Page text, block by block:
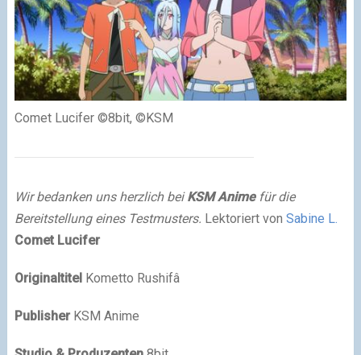
Comet Lucifer ©8bit, ©KSM
Wir bedanken uns herzlich beiKSM Animefür die
Bereitstellung eines Testmusters. Lektoriert von Sabine L.
Comet Lucifer
OriginaltitelKometto Rushifâ
PublisherKSM Anime